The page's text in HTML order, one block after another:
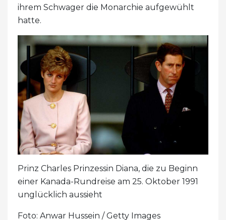
ihrem Schwager die Monarchie aufgewühlt
hatte.
Prinz Charles Prinzessin Diana, die zu Beginn
einer Kanada-Rundreise am 25. Oktober 1991
unglücklich aussieht
Foto: Anwar Hussein / Getty Images